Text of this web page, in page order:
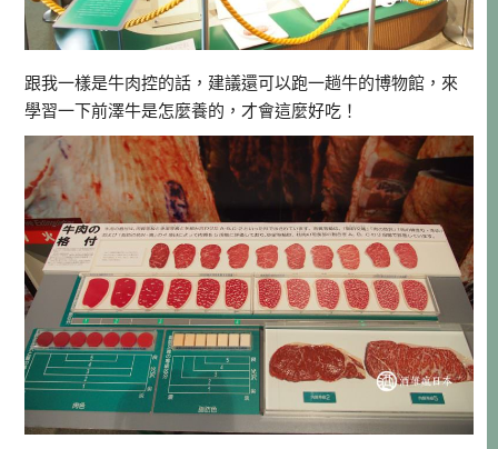
跟我一樣是牛肉控的話，建議還可以跑一趟牛的博物館，來
學習一下前澤牛是怎麼養的，才會這麼好吃！